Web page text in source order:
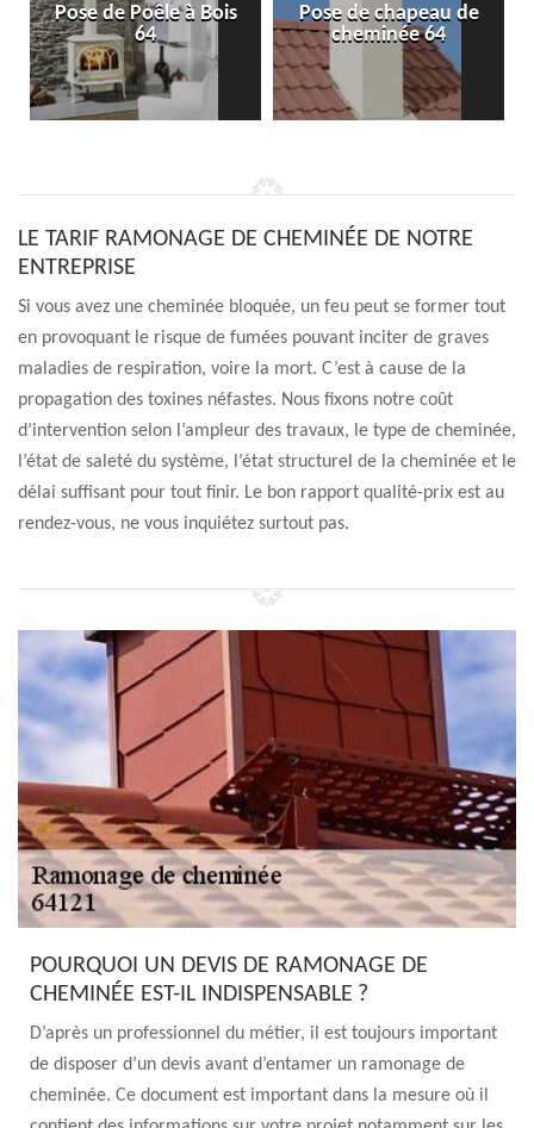
Pose de Poêle à Bois
64
Pose de chapeau de
cheminée 64
LE TARIF RAMONAGE DE CHEMINÉE DE NOTRE
ENTREPRISE
Si vous avez une cheminée bloquée, un feu peut se former tout
en provoquant le risque de fumées pouvant inciter de graves
maladies de respiration, voire la mort. C’est à cause de la
propagation des toxines néfastes. Nous fixons notre coût
d’intervention selon l’ampleur des travaux, le type de cheminée,
l’état de saleté du système, l’état structurel de la cheminée et le
délai suffisant pour tout finir. Le bon rapport qualité-prix est au
rendez-vous, ne vous inquiétez surtout pas.
POURQUOI UN DEVIS DE RAMONAGE DE
CHEMINÉE EST-IL INDISPENSABLE ?
D’après un professionnel du métier, il est toujours important
de disposer d’un devis avant d’entamer un ramonage de
cheminée. Ce document est important dans la mesure où il